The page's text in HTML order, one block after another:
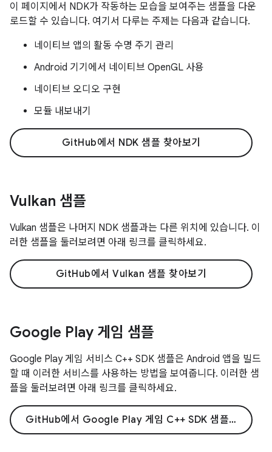
이 페이지에서 NDK가 작동하는 모습을 보여주는 샘플을 다운
로드할 수 있습니다. 여기서 다루는 주제는 다음과 같습니다.
네이티브 앱의 활동 수명 주기 관리
Android 기기에서 네이티브 OpenGL 사용
네이티브 오디오 구현
모듈 내보내기
GitHub에서 NDK 샘플 찾아보기
Vulkan 샘플
Vulkan 샘플은 나머지 NDK 샘플과는 다른 위치에 있습니다. 이
러한 샘플을 둘러보려면 아래 링크를 클릭하세요.
GitHub에서 Vulkan 샘플 찾아보기
Google Play 게임 샘플
Google Play 게임 서비스 C++ SDK 샘플은 Android 앱을 빌드
할 때 이러한 서비스를 사용하는 방법을 보여줍니다. 이러한 샘
플을 둘러보려면 아래 링크를 클릭하세요.
GitHub에서 Google Play 게임 C++ SDK 샘플 찾아보기